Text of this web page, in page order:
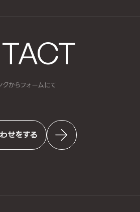
からフォームにて
せをする